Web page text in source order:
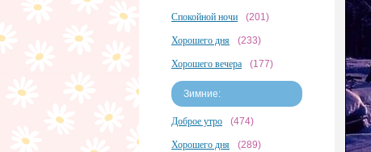
Спокойной ночи (201)
Хорошего дня (233)
Хорошего вечера (177)
Зимние:
Доброе утро (474)
Хорошего дня (289)